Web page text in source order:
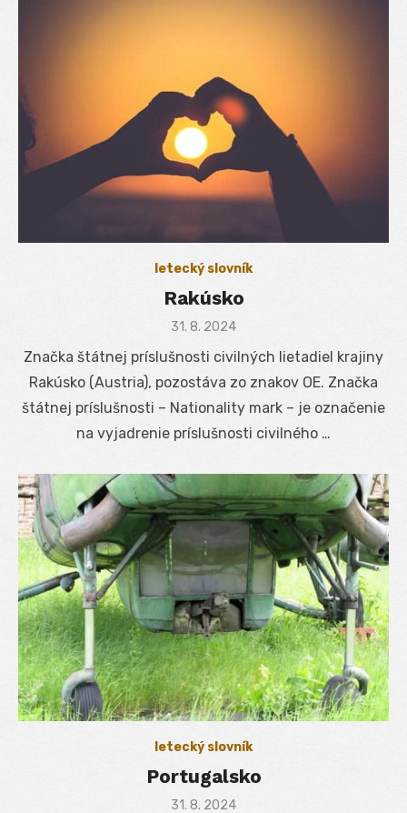
letecký slovník
Rakúsko
Posted
31. 8. 2024
Značka štátnej príslušnosti civilných lietadiel krajiny
Rakúsko (Austria), pozostáva zo znakov OE. Značka
štátnej príslušnosti – Nationality mark – je označenie
na vyjadrenie príslušnosti civilného …
letecký slovník
Portugalsko
Posted
31. 8. 2024